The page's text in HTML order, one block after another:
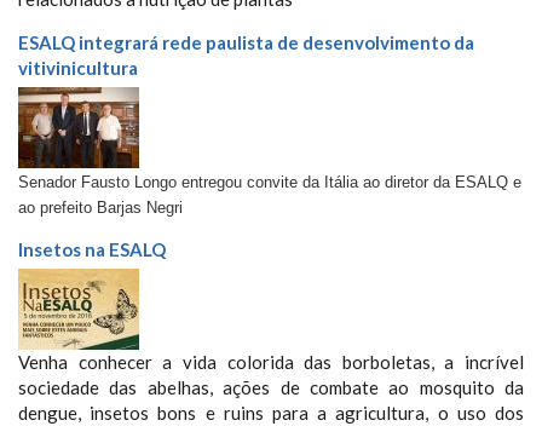
ESALQ integrará rede paulista de desenvolvimento da
vitivinicultura
Senador Fausto Longo entregou convite da Itália ao diretor da ESALQ e
ao prefeito Barjas Negri
Insetos na ESALQ
Venha conhecer a vida colorida das borboletas, a incrível
sociedade das abelhas, ações de combate ao mosquito da
dengue, insetos bons e ruins para a agricultura, o uso dos